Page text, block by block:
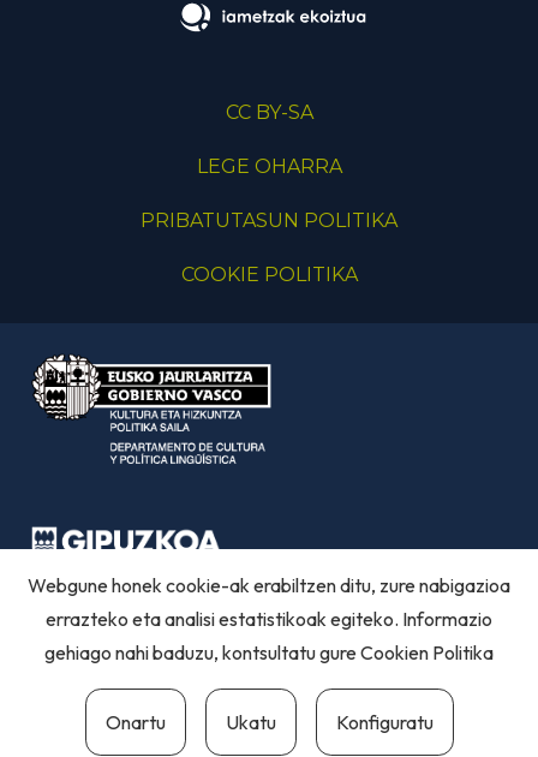
CC BY-SA
LEGE OHARRA
PRIBATUTASUN POLITIKA
COOKIE POLITIKA
Webgune honek cookie-ak erabiltzen ditu, zure nabigazioa
errazteko eta analisi estatistikoak egiteko. Informazio
gehiago nahi baduzu, kontsultatu gureCookien Politika
Onartu Ukatu Konfiguratu